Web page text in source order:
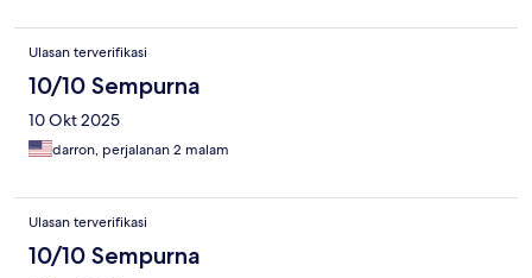
Ulasan terverifikasi
10/10 Sempurna
10 Okt 2025
darron, perjalanan 2 malam
Ulasan terverifikasi
10/10 Sempurna